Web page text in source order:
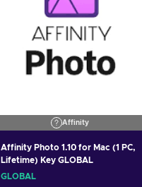
Affinity
Affinity Photo 1.10 for Mac (1 PC,
Lifetime) Key GLOBAL
GLOBAL